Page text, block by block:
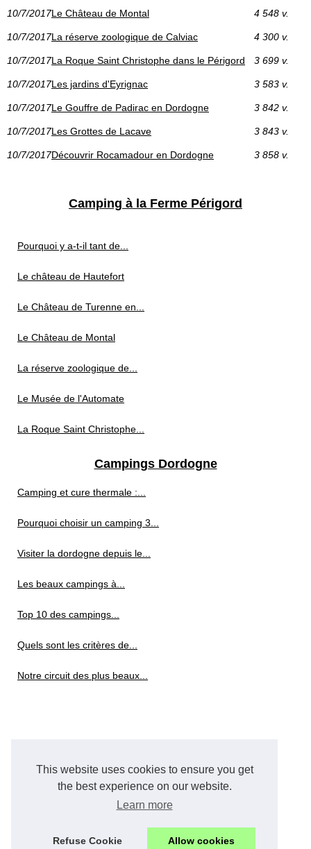
This website uses cookies to ensure you get
the best experience on our website.
Learn more
Refuse Cookie Allow cookies
10/7/2017Le Château de Montal 4 548 v.
10/7/2017La réserve zoologique de Calviac 4 300 v.
10/7/2017La Roque Saint Christophe dans le Périgord 3 699 v.
10/7/2017Les jardins d'Eyrignac 3 583 v.
10/7/2017Le Gouffre de Padirac en Dordogne 3 842 v.
10/7/2017Les Grottes de Lacave 3 843 v.
10/7/2017Découvrir Rocamadour en Dordogne 3 858 v.
Camping à la Ferme Périgord
Pourquoi y a-t-il tant de...
Le château de Hautefort
Le Château de Turenne en...
Le Château de Montal
La réserve zoologique de...
Le Musée de l'Automate
La Roque Saint Christophe...
Campings Dordogne
Camping et cure thermale :...
Pourquoi choisir un camping 3...
Visiter la dordogne depuis le...
Les beaux campings à...
Top 10 des campings...
Quels sont les critères de...
Notre circuit des plus beaux...